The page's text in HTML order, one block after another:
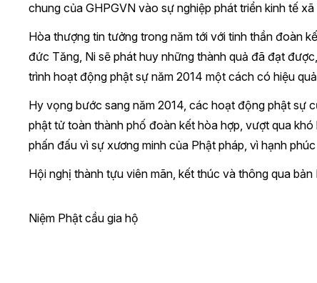
chung của GHPGVN vào sự nghiệp phát triển kinh tế
Hòa thượng tin tưởng trong năm tới với tinh thần đoàn
đức Tăng, Ni sẽ phát huy những thành quả đã đạt
trình hoạt động phật sự năm 2014 một cách có hiệu
Hy vọng bước sang năm 2014, các hoạt động phật sự
phật tử toàn thành phố đoàn kết hòa hợp, vượt qua
phấn đấu vì sự xương minh của Phật pháp, vì hạnh
Hội nghị thành tựu viên mãn, kết thúc và thông qua bản
Niệm Phật cầu gia hộ